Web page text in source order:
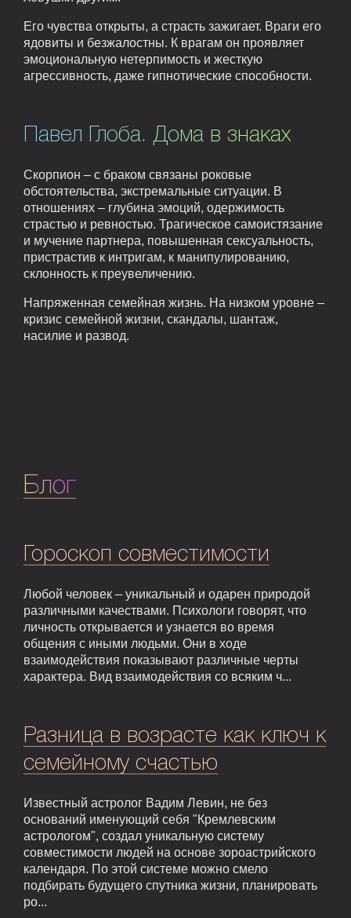
Его чувства открыты, а страсть зажигает. Враги его
ядовиты и безжалостны. К врагам он проявляет
эмоциональную нетерпимость и жесткую
агрессивность, даже гипнотические способности.
Павел Глоба. Дома в знаках
Скорпион – с браком связаны роковые
обстоятельства, экстремальные ситуации. В
отношениях – глубина эмоций, одержимость
страстью и ревностью. Трагическое самоистязание
и мучение партнера, повышенная сексуальность,
пристрастив к интригам, к манипулированию,
склонность к преувеличению.
Напряженная семейная жизнь. На низком уровне –
кризис семейной жизни, скандалы, шантаж,
насилие и развод.
Блог
Гороскоп совместимости
Любой человек – уникальный и одарен природой
различными качествами. Психологи говорят, что
личность открывается и узнается во время
общения с иными людьми. Они в ходе
взаимодействия показывают различные черты
характера. Вид взаимодействия со всяким ч...
Разница в возрасте как ключ к
семейному счастью
Известный астролог Вадим Левин, не без
оснований именующий себя "Кремлевским
астрологом", создал уникальную систему
совместимости людей на основе зороастрийского
календаря. По этой системе можно смело
подбирать будущего спутника жизни, планировать
ро...